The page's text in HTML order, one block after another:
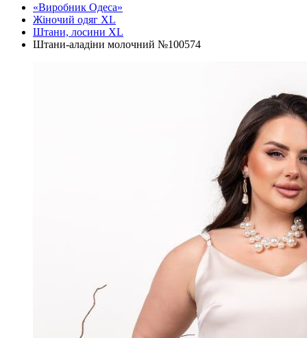
«Виробник Одеса»
Жіночий одяг XL
Штани, лосини XL
Штани-аладіни молочний №100574